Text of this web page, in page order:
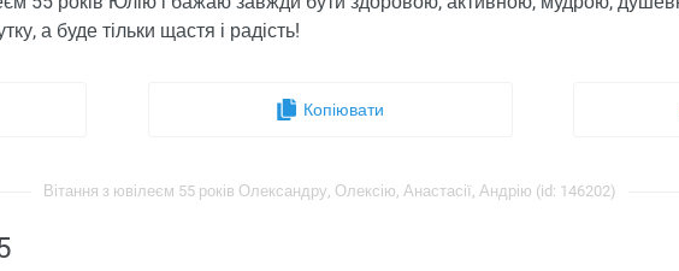
а буде тільки щастя і радість!
Копіювати
Вітання з ювілеєм 55 років Олександру, Олексію, Анастасії, Андрію (id: 146202)